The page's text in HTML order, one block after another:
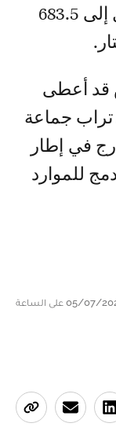
مترا، بينما طوله في القمة يصل إلى 683.5
قد أعطى
سنة 2021، على تراب جماعة
في إطار
للموارد
في 05/07/2024 على الساعة 13:00, تحديث بتاريخ 05/07/2024 على الساعة